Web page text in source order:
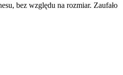
bez względu na rozmiar. Zaufało